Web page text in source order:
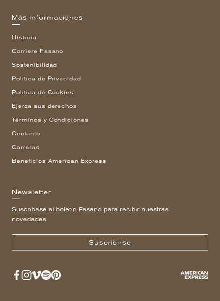
Más informaciones
Historia
Corriere Fasano
Sostenibilidad
Política de Privacidad
Política de Cookies
Ejerza sus derechos
Términos y Condiciones
Contacto
Carreras
Beneficios American Express
Newsletter
Suscríbase al boletín Fasano para recibir nuestras
novedades.
Suscribirse